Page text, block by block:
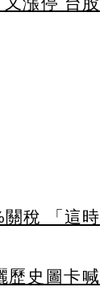
關稅 「這時
歷史圖卡喊